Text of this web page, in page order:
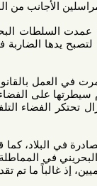
من البلاد.
البحرينية إلى
الضاربة في ملاحقة
لم تفي السلطات البحرينية بوعودها في طرح قانون جديد للصحافة والإعلام، واستمرت في العمل بالقانون رقم 47
الفضاء الإعلامي
التلفزي مانعة
كما قامت بمنع
المماطلة من خلال
ما تم تقديم شرطة